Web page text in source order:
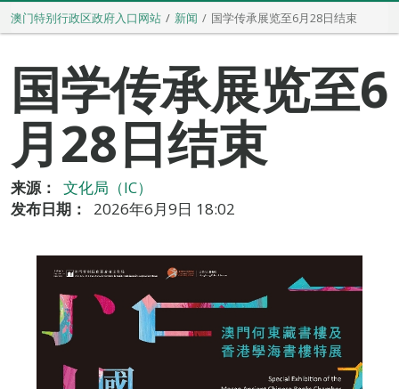
澳门特别行政区政府入口网站 新闻 国学传承展览至6月28日结束
国学传承展览至6
月28日结束
来源：
文化局（IC）
发布日期：
2026年6月9日 18:02